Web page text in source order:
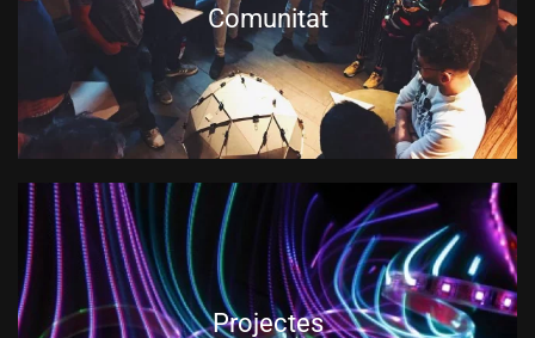
Comunitat
Projectes